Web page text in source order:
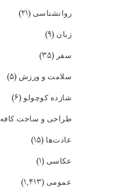
روانشناسی (۲۱)
زبان (۹)
سفر (۳۵)
سلامت و ورزش (۵)
شازده کوچولو(۶)
طراحی و ساخت کافه
عادت‌ها (۱۵)
عکاسی (۱)
عمومی (۱,۴۱۳)